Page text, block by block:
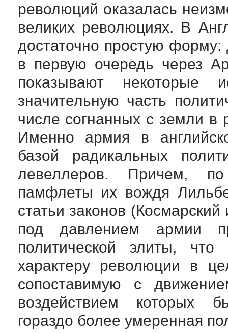
революций оказалась
великих революциях. В
достаточно простую форму:
в первую очередь через
показывают некоторые
значительную часть
числе согнанных с земли в
Именно армия в
базой радикальных
левеллеров. Причем, по
памфлеты их вождя
статьи законов
под давлением армии
политической элиты,
характеру революции в
сопоставимую с
воздействием которых
гораздо более умеренная